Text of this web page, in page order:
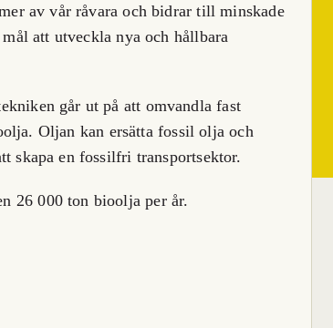
av vår råvara och bidrar till minskade
att utveckla nya och hållbara
går ut på att omvandla fast
Oljan kan ersätta fossil olja och
skapa en fossilfri transportsektor.
26 000 ton bioolja per år.